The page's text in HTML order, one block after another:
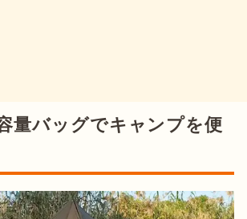
量バッグでキャンプを便